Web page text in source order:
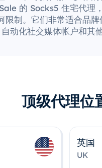
的 Socks5 住宅代理
限制。它们非常适合品
动化社交媒体帐户和其
顶级代理位
英国
UK